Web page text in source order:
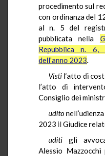
procedimento sul
con ordinanza del
al n. 5 del
pubblicata nella
Repubblica n. 6,
dell’anno 2023.
Visti l’atto di
l’atto di
Consiglio dei
udito
2023 il Giudice
uditi gli
Alessio Mazzocchi